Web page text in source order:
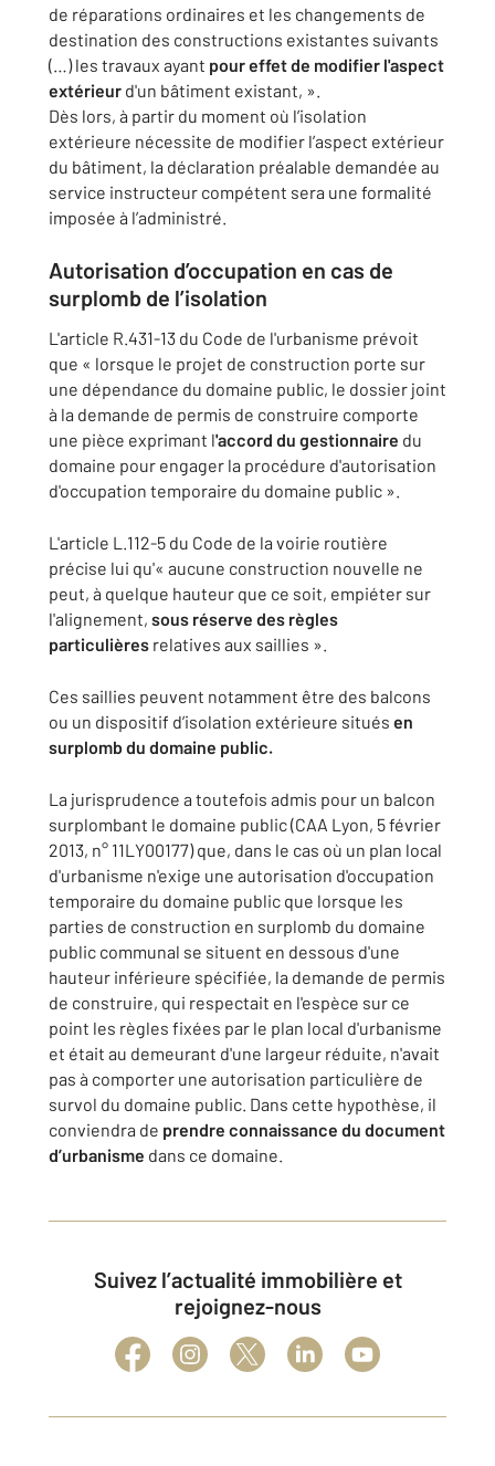
de réparations ordinaires et les changements de
destination des constructions existantes suivants
(…) les travaux ayant pour effet de modifier l'aspect
extérieur d'un bâtiment existant, ».
Dès lors, à partir du moment où l’isolation
extérieure nécessite de modifier l’aspect extérieur
du bâtiment, la déclaration préalable demandée au
service instructeur compétent sera une formalité
imposée à l’administré.
Autorisation d’occupation en cas de
surplomb de l’isolation
L'article R.431-13 du Code de l'urbanisme prévoit
que « lorsque le projet de construction porte sur
une dépendance du domaine public, le dossier joint
à la demande de permis de construire comporte
une pièce exprimant l'accord du gestionnaire du
domaine pour engager la procédure d'autorisation
d'occupation temporaire du domaine public ».
L'article L.112-5 du Code de la voirie routière
précise lui qu'« aucune construction nouvelle ne
peut, à quelque hauteur que ce soit, empiéter sur
l'alignement, sous réserve des règles
particulières relatives aux saillies ».
Ces saillies peuvent notamment être des balcons
ou un dispositif d’isolation extérieure situés en
surplomb du domaine public.
La jurisprudence a toutefois admis pour un balcon
surplombant le domaine public (CAA Lyon, 5 février
2013, n° 11LY00177) que, dans le cas où un plan local
d'urbanisme n'exige une autorisation d'occupation
temporaire du domaine public que lorsque les
parties de construction en surplomb du domaine
public communal se situent en dessous d'une
hauteur inférieure spécifiée, la demande de permis
de construire, qui respectait en l'espèce sur ce
point les règles fixées par le plan local d'urbanisme
et était au demeurant d'une largeur réduite, n'avait
pas à comporter une autorisation particulière de
survol du domaine public. Dans cette hypothèse, il
conviendra de prendre connaissance du document
d’urbanisme dans ce domaine.
Suivez l’actualité immobilière et
rejoignez-nous